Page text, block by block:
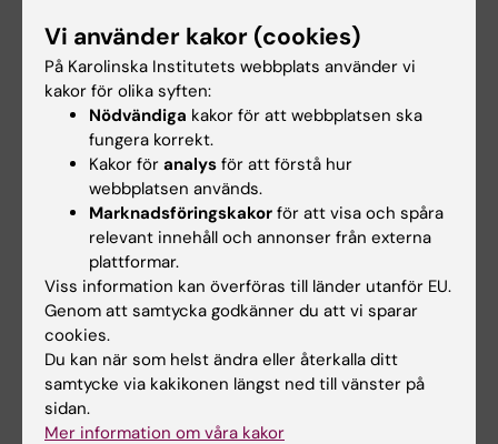
Vår grupp är baserad vid Institutionen för
Laboratoriemedicin, en fantastisk
forskningsmiljö som förenar grundläggande
teknikutveckling med kliniska tillämpningar
inom cell- och genterapi i en enda, integrerad
Forskningsområden:
Annan medicinteknik
Cell- och molekylärbiologi
Medicinsk bioteknologi (Inriktn. mot cellbiologi (inkl.
stamcellsbiologi), molekylärbiologi, mikrobiologi, biokemi
eller biofarmaci)
Forskningsämnen:
Vi använder kakor (cookies)
På Karolinska Institutets webbplats använder vi
kakor för olika syften:
Nödvändiga kakor för att webbplatsen ska
fungera korrekt.
Kakor för analys för att förstå hur
webbplatsen används.
Marknadsföringskakor för att visa och spåra
relevant innehåll och annonser från externa
plattformar.
Viss information kan överföras till länder utanför EU.
Genom att samtycka godkänner du att vi sparar
cookies.
Du kan när som helst ändra eller återkalla ditt
samtycke via kakikonen längst ned till vänster på
sidan.
Mer information om våra kakor